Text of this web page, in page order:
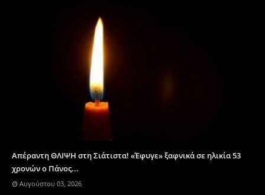
Απέραντη ΘΛΙΨΗ στη Σιάτιστα! «Έφυγε» ξαφνικά σε ηλικία 53
χρονών ο Πάνος...
Αυγούστου 03, 2026